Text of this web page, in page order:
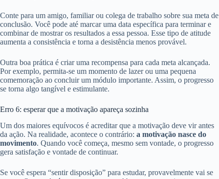
Conte para um amigo, familiar ou colega de trabalho sobre sua meta de
conclusão. Você pode até marcar uma data específica para terminar e
combinar de mostrar os resultados a essa pessoa. Esse tipo de atitude
aumenta a consistência e torna a desistência menos provável.
Outra boa prática é criar uma recompensa para cada meta alcançada.
Por exemplo, permita-se um momento de lazer ou uma pequena
comemoração ao concluir um módulo importante. Assim, o progresso
se torna algo tangível e estimulante.
Erro 6: esperar que a motivação apareça sozinha
Um dos maiores equívocos é acreditar que a motivação deve vir antes
da ação. Na realidade, acontece o contrário: a motivação nasce do
movimento. Quando você começa, mesmo sem vontade, o progresso
gera satisfação e vontade de continuar.
Se você espera “sentir disposição” para estudar, provavelmente vai se